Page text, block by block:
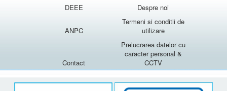
DEEE Despre noi
ANPC
Termeni si conditii de
utilizare
Contact
Prelucrarea datelor cu
caracter personal &
CCTV